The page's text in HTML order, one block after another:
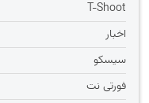
T-Shoot
اخبار
سیسکو
فورتی نت